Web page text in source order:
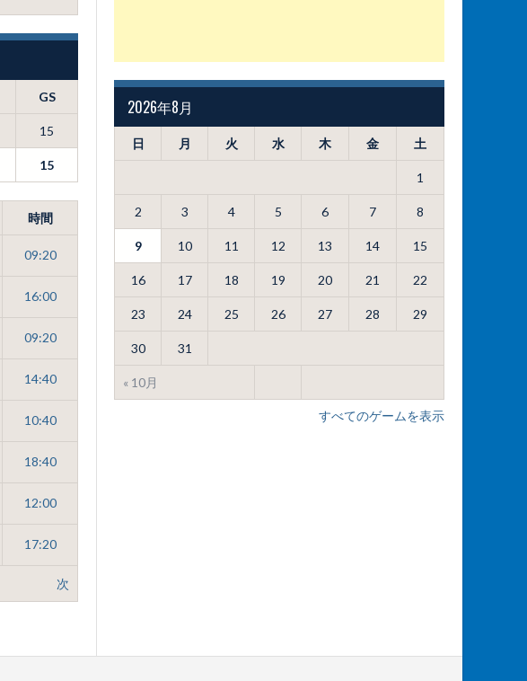
GS
15
15
時間
09:20
16:00
09:20
14:40
10:40
18:40
12:00
17:20
次
2026年8月
日 月 火 水 木 金 土
« 10月
1
2 3 4 5 6 7 8
9 10 11 12 13 14 15
16 17 18 19 20 21 22
23 24 25 26 27 28 29
30 31
すべてのゲームを表示